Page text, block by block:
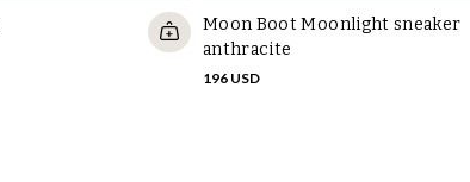
Moon Boot Moonlight sneaker
anthracite
196 USD